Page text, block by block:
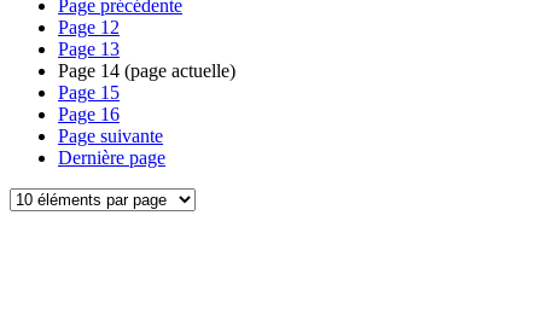
Page précédente
Page 12
Page 13
Page 14 (page actuelle)
Page 15
Page 16
Page suivante
Dernière page